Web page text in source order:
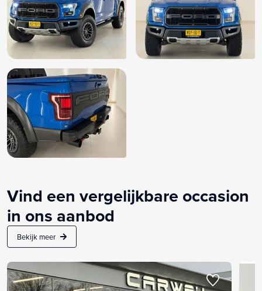
Vind een vergelijkbare occasion
in ons aanbod
Bekijk meer